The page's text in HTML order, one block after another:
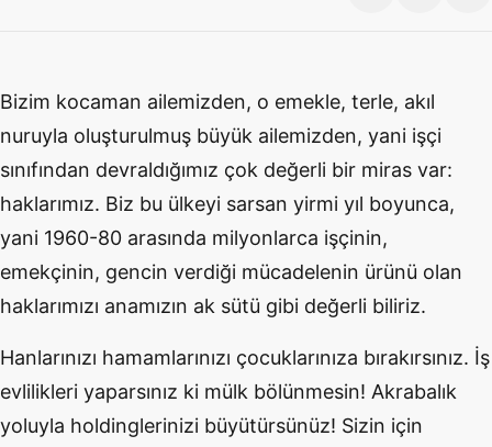
Bizim kocaman ailemizden, o emekle, terle, akıl
nuruyla oluşturulmuş büyük ailemizden, yani işçi
sınıfından devraldığımız çok değerli bir miras var:
haklarımız. Biz bu ülkeyi sarsan yirmi yıl boyunca,
yani 1960-80 arasında milyonlarca işçinin,
emekçinin, gencin verdiği mücadelenin ürünü olan
haklarımızı anamızın ak sütü gibi değerli biliriz.
Hanlarınızı hamamlarınızı çocuklarınıza bırakırsınız. İş
evlilikleri yaparsınız ki mülk bölünmesin! Akrabalık
yoluyla holdinglerinizi büyütürsünüz! Sizin için